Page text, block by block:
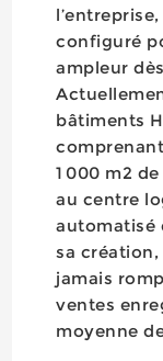
configuré
ampleur
bâtiments
1 000 m2
au centre
automatisé
sa création,
jamais
ventes
moyenne de